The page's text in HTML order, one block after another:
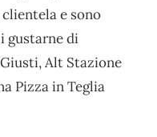
e sono
gustarne di
Alt Stazione
Pizza in Teglia